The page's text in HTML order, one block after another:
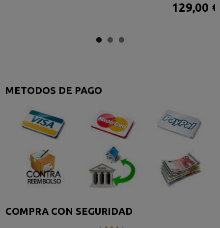
METODOS DE PAGO
COMPRA CON SEGURIDAD
129,00 €